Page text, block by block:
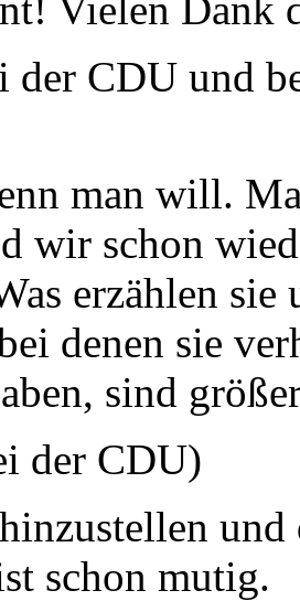
der CDU und
man will.
wir schon
erzählen
denen sie
sind
der CDU)
schon mutig.